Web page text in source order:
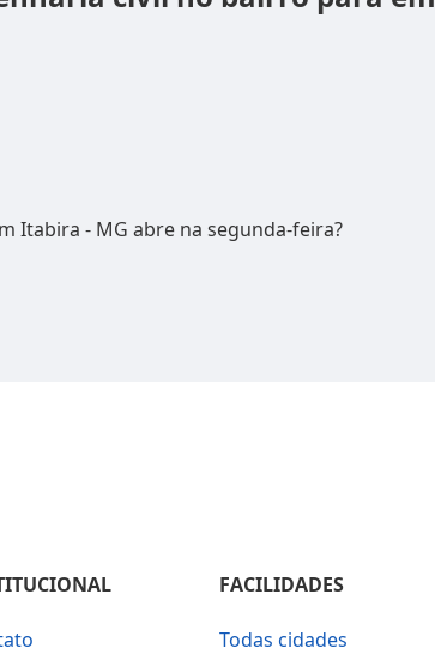
Itabira - MG abre na segunda-feira?
FACILIDADES
Todas cidades